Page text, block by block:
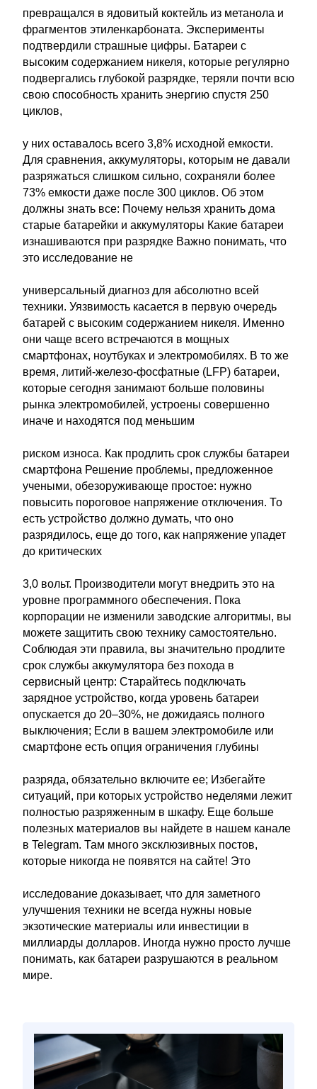
превращался в ядовитый коктейль из метанола и
фрагментов этиленкарбоната. Эксперименты
подтвердили страшные цифры. Батареи с
высоким содержанием никеля, которые регулярно
подвергались глубокой разрядке, теряли почти всю
свою способность хранить энергию спустя 250
циклов,
у них оставалось всего 3,8% исходной емкости.
Для сравнения, аккумуляторы, которым не давали
разряжаться слишком сильно, сохраняли более
73% емкости даже после 300 циклов. Об этом
должны знать все: Почему нельзя хранить дома
старые батарейки и аккумуляторы Какие батареи
изнашиваются при разрядке Важно понимать, что
это исследование не
универсальный диагноз для абсолютно всей
техники. Уязвимость касается в первую очередь
батарей с высоким содержанием никеля. Именно
они чаще всего встречаются в мощных
смартфонах, ноутбуках и электромобилях. В то же
время, литий-железо-фосфатные (LFP) батареи,
которые сегодня занимают больше половины
рынка электромобилей, устроены совершенно
иначе и находятся под меньшим
риском износа. Как продлить срок службы батареи
смартфона Решение проблемы, предложенное
учеными, обезоруживающе простое: нужно
повысить пороговое напряжение отключения. То
есть устройство должно думать, что оно
разрядилось, еще до того, как напряжение упадет
до критических
3,0 вольт. Производители могут внедрить это на
уровне программного обеспечения. Пока
корпорации не изменили заводские алгоритмы, вы
можете защитить свою технику самостоятельно.
Соблюдая эти правила, вы значительно продлите
срок службы аккумулятора без похода в
сервисный центр: Старайтесь подключать
зарядное устройство, когда уровень батареи
опускается до 20–30%, не дожидаясь полного
выключения; Если в вашем электромобиле или
смартфоне есть опция ограничения глубины
разряда, обязательно включите ее; Избегайте
ситуаций, при которых устройство неделями лежит
полностью разряженным в шкафу. Еще больше
полезных материалов вы найдете в нашем канале
в Telegram. Там много эксклюзивных постов,
которые никогда не появятся на сайте! Это
исследование доказывает, что для заметного
улучшения техники не всегда нужны новые
экзотические материалы или инвестиции в
миллиарды долларов. Иногда нужно просто лучше
понимать, как батареи разрушаются в реальном
мире.